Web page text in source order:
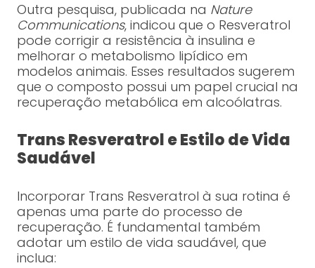
Outra pesquisa, publicada na Nature
Communications, indicou que o Resveratrol
pode corrigir a resistência à insulina e
melhorar o metabolismo lipídico em
modelos animais. Esses resultados sugerem
que o composto possui um papel crucial na
recuperação metabólica em alcoólatras.
Trans Resveratrol e Estilo de Vida
Saudável
Incorporar Trans Resveratrol à sua rotina é
apenas uma parte do processo de
recuperação. É fundamental também
adotar um estilo de vida saudável, que
inclua: